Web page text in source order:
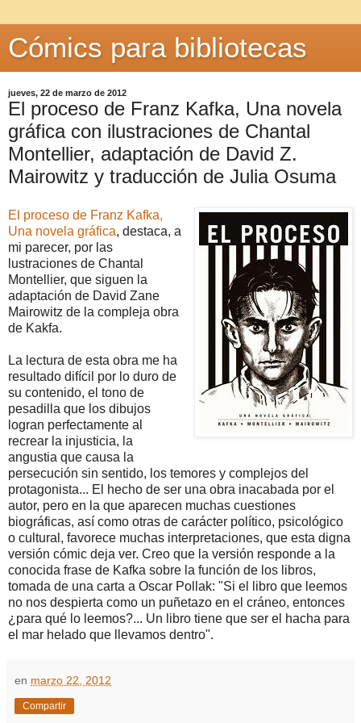
Cómics para bibliotecas
jueves, 22 de marzo de 2012
El proceso de Franz Kafka, Una novela
gráfica con ilustraciones de Chantal
Montellier, adaptación de David Z.
Mairowitz y traducción de Julia Osuma
El proceso de Franz Kafka,
Una novela gráfica, destaca, a
mi parecer, por las
lustraciones de Chantal
Montellier, que siguen la
adaptación de David Zane
Mairowitz de la compleja obra
de Kakfa.
La lectura de esta obra me ha
resultado difícil por lo duro de
su contenido, el tono de
pesadilla que los dibujos
logran perfectamente al
recrear la injusticia, la
angustia que causa la
persecución sin sentido, los temores y complejos del
protagonista... El hecho de ser una obra inacabada por el
autor, pero en la que aparecen muchas cuestiones
biográficas, así como otras de carácter político, psicológico
o cultural, favorece muchas interpretaciones, que esta digna
versión cómic deja ver. Creo que la versión responde a la
conocida frase de Kafka sobre la función de los libros,
tomada de una carta a Oscar Pollak: "Si el libro que leemos
no nos despierta como un puñetazo en el cráneo, entonces
¿para qué lo leemos?... Un libro tiene que ser el hacha para
el mar helado que llevamos dentro".
en marzo 22, 2012
Compartir